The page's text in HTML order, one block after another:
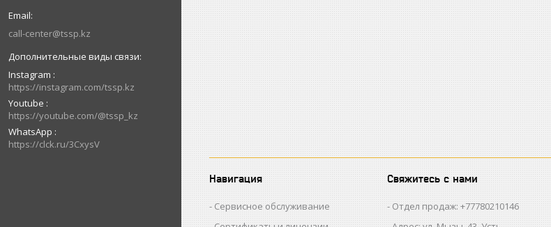
call-center@tssp.kz
Instagram
https://instagram.com/tssp.kz
Youtube
https://youtube.com/@tssp_kz
WhatsApp
https://clck.ru/3CxysV
Навигация
Сервисное обслуживание
Свяжитесь с нами
Отдел продаж: +77780210146